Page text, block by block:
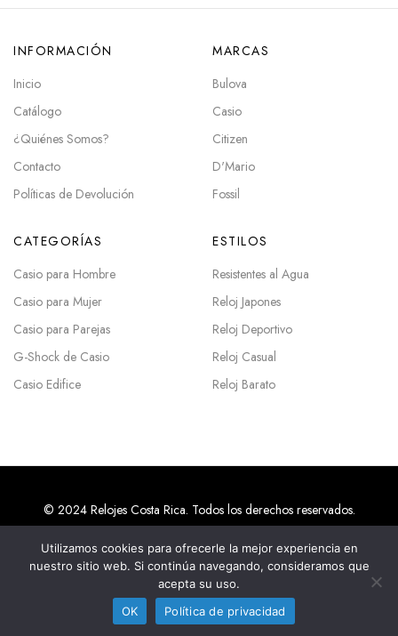
INFORMACIÓN
Inicio
Catálogo
¿Quiénes Somos?
Contacto
Políticas de Devolución
MARCAS
Bulova
Casio
Citizen
D'Mario
Fossil
CATEGORÍAS
Casio para Hombre
Casio para Mujer
Casio para Parejas
G-Shock de Casio
Casio Edifice
ESTILOS
Resistentes al Agua
Reloj Japones
Reloj Deportivo
Reloj Casual
Reloj Barato
© 2024 Relojes Costa Rica. Todos los derechos reservados.
Agencias SEO en Costa Rica
Utilizamos cookies para ofrecerle la mejor experiencia en
nuestro sitio web. Si continúa navegando, consideramos que
acepta su uso.
OK
Política de privacidad